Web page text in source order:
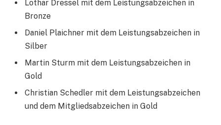
Lothar Dressel mit dem Leistungsabzeichen in
Bronze
Daniel Plaichner mit dem Leistungsabzeichen in
Silber
Martin Sturm mit dem Leistungsabzeichen in
Gold
Christian Schedler mit dem Leistungsabzeichen
und dem Mitgliedsabzeichen in Gold